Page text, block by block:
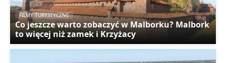
FILMY TURYSTYCZNE
Co jeszcze warto zobaczyć w Malborku? Malbork
to więcej niż zamek i Krzyżacy